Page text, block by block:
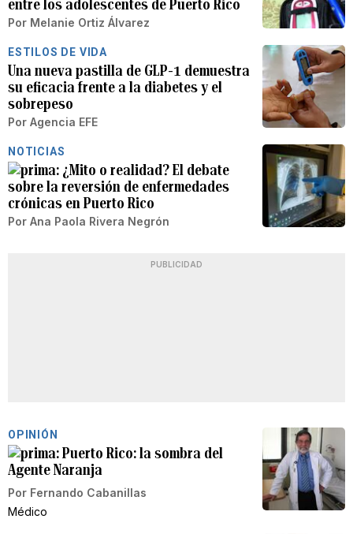
entre los adolescentes de Puerto Rico
Por Melanie Ortiz Álvarez
ESTILOS DE VIDA
Una nueva pastilla de GLP-1 demuestra
su eficacia frente a la diabetes y el
sobrepeso
Por Agencia EFE
NOTICIAS
¿Mito o realidad? El debate
sobre la reversión de enfermedades
crónicas en Puerto Rico
Por Ana Paola Rivera Negrón
PUBLICIDAD
OPINIÓN
Puerto Rico: la sombra del
Agente Naranja
Por Fernando Cabanillas
Médico